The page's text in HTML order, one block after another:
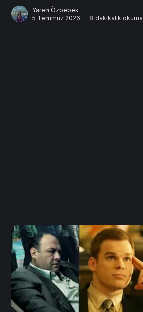
Yaren Özbebek
5 Temmuz 2026 — 8 dakikalık okuma